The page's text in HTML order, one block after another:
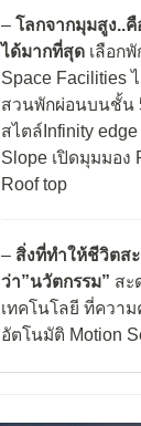
– โลกจากมุมสูง..
ได้มากที่สุด เลือก
Space Facilities
สวนพักผ่อนบนชั้น
สไตล์Infinity
Slope เปิดมุมมอง
Roof top
– สิ่งที่ทำให้ชีวิตส
ว่า”นวัตกรรม” สะ
เทคโนโลยี ที่ควา
อัตโนมัติ Motion